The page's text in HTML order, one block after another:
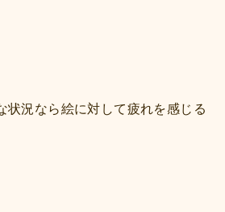
状況なら絵に対して疲れを感じる